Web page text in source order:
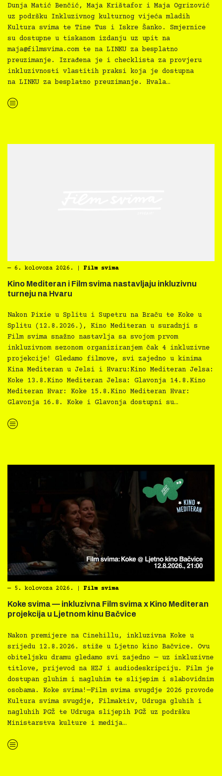
Dunja Matić Benčić, Maja Krištafor i Maja Ogrizović
uz podršku Inkluzivnog kulturnog vijeća mladih
Kultura svima te Tine Tus i Iskre Šanko. Smjernice
su dostupne u tiskanom izdanju uz upit na
maja@filmsvima.comte na LINKU za besplatno
preuzimanje. Izrađena je i checklista za provjeru
inkluzivnosti vlastitih praksi koja je dostupna
na LINKU za besplatno preuzimanje. Hvala…
“Kultura svima — Smjernice za inkluzivne kulturne prakse”
― 6. kolovoza 2026. Film svima
Kino Mediteran i Film svima nastavljaju inkluzivnu
turneju na Hvaru
Nakon Pixie u Splitu i Supetru na Braču te Koke u
Splitu (12.8.2026.), Kino Mediteran u suradnji s
Film svima snažno nastavlja sa svojom prvom
inkluzivnom sezonom organiziranjem čak 4 inkluzivne
projekcije! Gledamo filmove, svi zajedno u kinima
Kina Mediteran u Jelsi i Hvaru:Kino Mediteran Jelsa:
Koke 13.8.Kino Mediteran Jelsa: Glavonja 14.8.Kino
Mediteran Hvar: Koke 15.8.Kino Mediteran Hvar:
Glavonja 16.8. Koke i Glavonja dostupni su…
“Kino Mediteran i Film svima nastavljaju inkluzivnu turneju na Hvaru”
― 5. kolovoza 2026. Film svima
Koke svima — inkluzivna Film svima x Kino Mediteran
projekcija u Ljetnom kinu Bačvice
Nakon premijere na Cinehillu, inkluzivna Koke u
srijedu 12.8.2026. stiže u Ljetno kino Bačvice. Ovu
obiteljsku dramu gledamo svi zajedno — uz inkluzivne
titlove, prijevod na HZJ i audiodeskripciju. Film je
dostupan gluhim i nagluhim te slijepim i slabovidnim
osobama. Koke svima!—Film svima svugdje 2026 provode
Kultura svima svugdje, Filmaktiv, Udruga gluhih i
nagluhih PGŽ te Udruga slijepih PGŽ uz podršku
Ministarstva kulture i medija…
“Koke svima — inkluzivna Film svima x Kino Mediteran projekcija u Ljetnom kinu Bačvice”